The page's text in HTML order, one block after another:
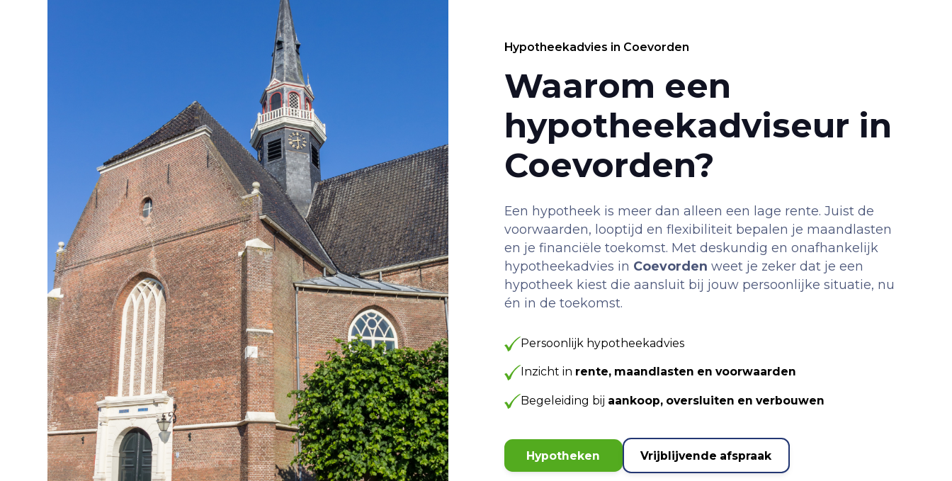
Hypotheekadvies in Coevorden
Waarom een
hypotheekadviseur in
Coevorden?
Een hypotheek is meer dan alleen een lage rente. Juist de
voorwaarden, looptijd en flexibiliteit bepalen je maandlasten
en je financiële toekomst. Met deskundig en onafhankelijk
hypotheekadvies in Coevorden weet je zeker dat je een
hypotheek kiest die aansluit bij jouw persoonlijke situatie, nu
én in de toekomst.
Persoonlijk hypotheekadvies
Inzicht in rente, maandlasten en voorwaarden
Begeleiding bij aankoop, oversluiten en verbouwen
Hypotheken Vrijblijvende afspraak